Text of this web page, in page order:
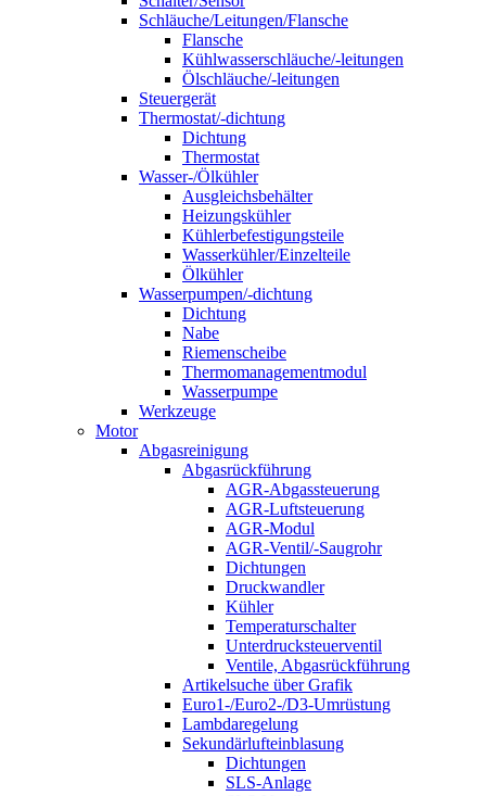
Schläuche/Leitungen/Flansche
Flansche
Kühlwasserschläuche/-leitungen
Ölschläuche/-leitungen
Steuergerät
Thermostat/-dichtung
Dichtung
Thermostat
Wasser-/Ölkühler
Ausgleichsbehälter
Heizungskühler
Kühlerbefestigungsteile
Wasserkühler/Einzelteile
Ölkühler
Wasserpumpen/-dichtung
Dichtung
Nabe
Riemenscheibe
Thermomanagementmodul
Wasserpumpe
Werkzeuge
Motor
Abgasreinigung
Abgasrückführung
AGR-Abgassteuerung
AGR-Luftsteuerung
AGR-Modul
AGR-Ventil/-Saugrohr
Dichtungen
Druckwandler
Kühler
Temperaturschalter
Unterdrucksteuerventil
Ventile, Abgasrückführung
Artikelsuche über Grafik
Euro1-/Euro2-/D3-Umrüstung
Lambdaregelung
Sekundärlufteinblasung
Dichtungen
SLS-Anlage